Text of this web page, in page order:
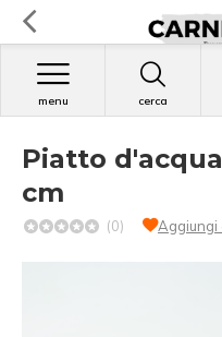
cerca
menu
Piatto
cm
(0) Aggiungi